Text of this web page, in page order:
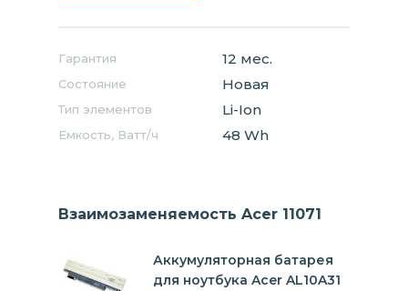
Гарантия 12 мес.
Состояние Новая
Тип элементов Li-Ion
Емкость, Ватт/ч 48 Wh
Взаимозаменяемость Acer 11071
Аккумуляторная батарея
для ноутбука Acer AL10A31